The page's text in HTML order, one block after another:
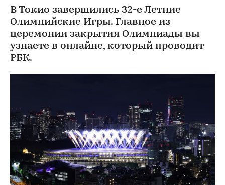
В Токио завершились 32-е Летние
Олимпийские Игры. Главное из
церемонии закрытия Олимпиады вы
узнаете в онлайне, который проводит
РБК.